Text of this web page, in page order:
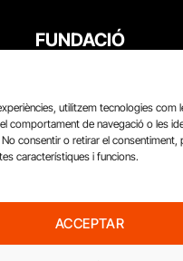
utilitzem tecnologies com
comportament de navegació o les
consentir o retirar el
característiques i funcions.
ACCEPTAR
FUNDACIÓ